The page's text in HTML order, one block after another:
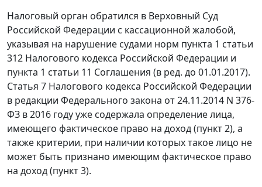
Налоговый орган обратился в Верховный Суд
Российской Федерации с кассационной жалобой,
указывая на нарушение судами норм пункта 1 статьи
312 Налогового кодекса Российской Федерации и
пункта 1 статьи 11 Соглашения (в ред. до 01.01.2017).
Статья 7 Налогового кодекса Российской Федерации
в редакции Федерального закона от 24.11.2014 N 376-
ФЗ в 2016 году уже содержала определение лица,
имеющего фактическое право на доход (пункт 2), а
также критерии, при наличии которых такое лицо не
может быть признано имеющим фактическое право
на доход (пункт 3).